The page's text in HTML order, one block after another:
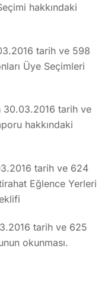
hakkındaki
tarih ve 598
Üye Seçimleri
30.03.2016 tarih ve
hakkındaki
tarih ve 624
Eğlence Yerleri
tarih ve 625
okunması.